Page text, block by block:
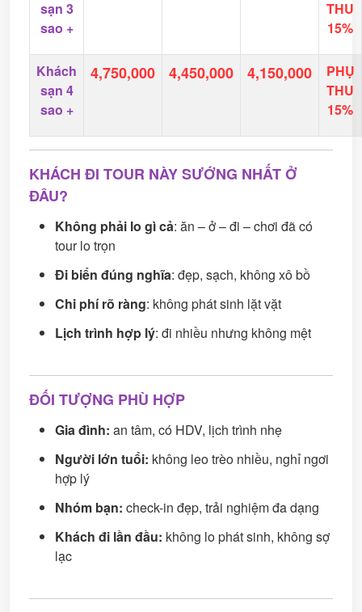
sạn 3
sao +
THU
15%
Khách
sạn 4
sao +
4,750,000 4,450,000 4,150,000
PHỤ
THU
15%
KHÁCH ĐI TOUR NÀY SƯỚNG NHẤT Ở
ĐÂU?
Không phải lo gì cả: ăn – ở – đi – chơi đã có
tour lo trọn
Đi biển đúng nghĩa: đẹp, sạch, không xô bồ
Chi phí rõ ràng: không phát sinh lặt vặt
Lịch trình hợp lý: đi nhiều nhưng không mệt
ĐỐI TƯỢNG PHÙ HỢP
Gia đình: an tâm, có HDV, lịch trình nhẹ
Người lớn tuổi: không leo trèo nhiều, nghỉ ngơi
hợp lý
Nhóm bạn: check-in đẹp, trải nghiệm đa dạng
Khách đi lần đầu: không lo phát sinh, không sợ
lạc